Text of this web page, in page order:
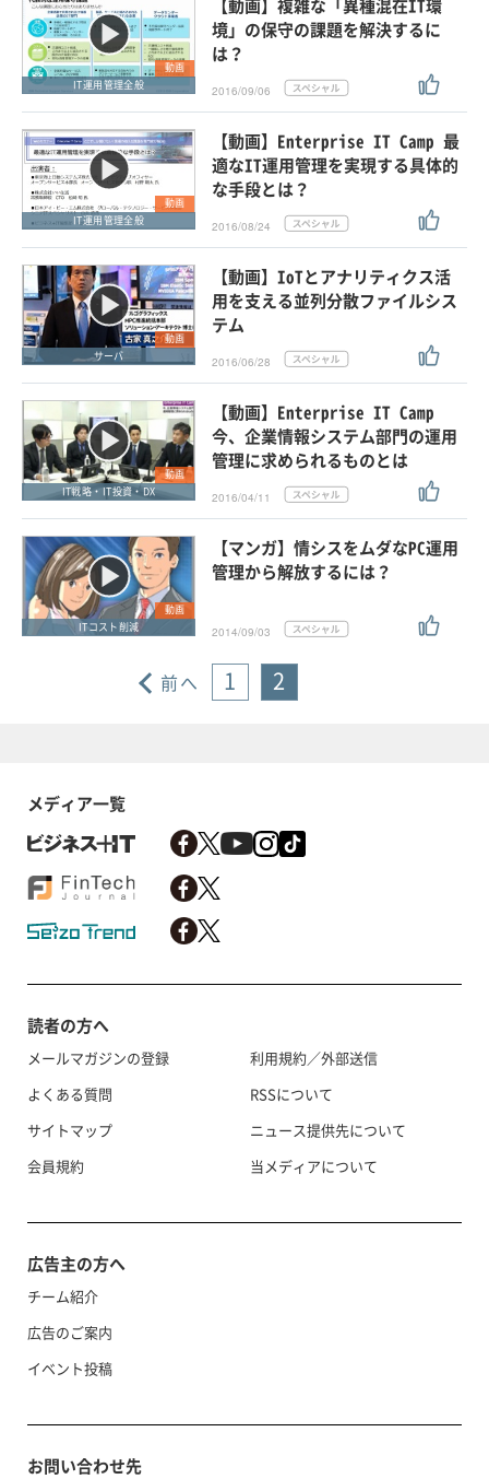
動画
IT運用管理全般
【動画】複雑な「異種混在IT環
境」の保守の課題を解決するに
は？
2016/09/06
動画
IT運用管理全般
【動画】Enterprise IT Camp 最
適なIT運用管理を実現する具体的
な手段とは？
2016/08/24
動画
サーバ
【動画】IoTとアナリティクス活
用を支える並列分散ファイルシス
テム
2016/06/28
動画
IT戦略・IT投資・DX
【動画】Enterprise IT Camp
今、企業情報システム部門の運用
管理に求められるものとは
2016/04/11
動画
ITコスト削減
【マンガ】情シスをムダなPC運用
管理から解放するには？
2014/09/03
前へ 1 2
メディア一覧
読者の方へ
メールマガジンの登録
よくある質問
サイトマップ
会員規約
利用規約／外部送信
RSSについて
ニュース提供先について
当メディアについて
広告主の方へ
チーム紹介
広告のご案内
イベント投稿
お問い合わせ先